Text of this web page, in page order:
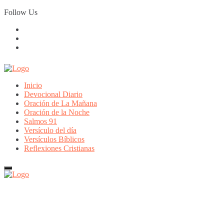
Skip
to
Follow Us
Inicio
Devocional Diario
Oración de La Mañana
Oración de la Noche
Salmos 91
Versículo del día
Versículos Bíblicos
Reflexiones Cristianas